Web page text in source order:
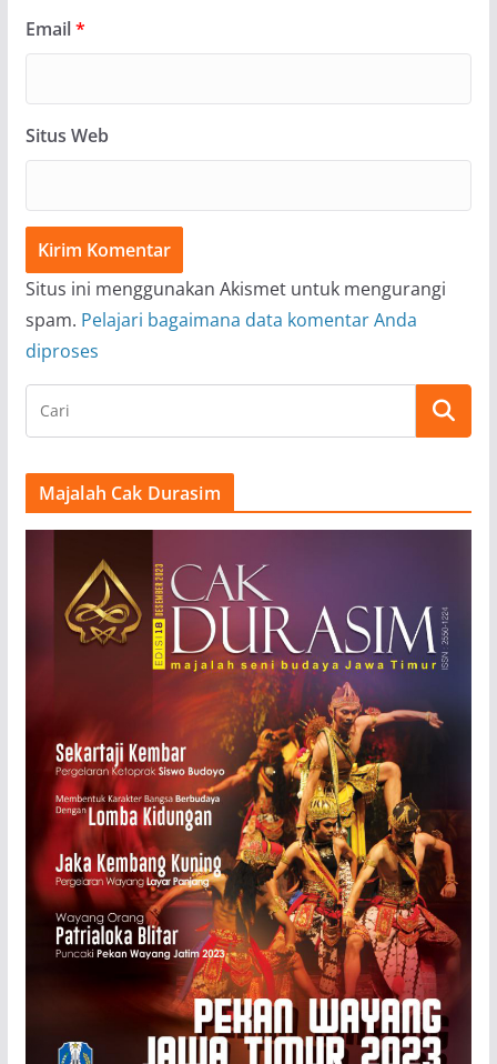
Email*
Situs Web
Situs ini menggunakan Akismet untuk mengurangi
spam. Pelajari bagaimana data komentar Anda
diproses
Majalah Cak Durasim